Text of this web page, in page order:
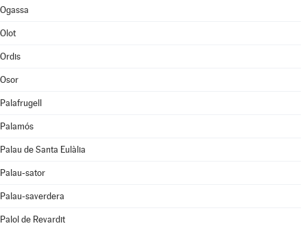
Ogassa
Olot
Ordis
Osor
Palafrugell
Palamós
Palau de Santa Eulàlia
Palau-sator
Palau-saverdera
Palol de Revardit